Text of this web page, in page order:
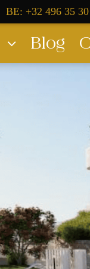
BE: +32 496 35
Blog